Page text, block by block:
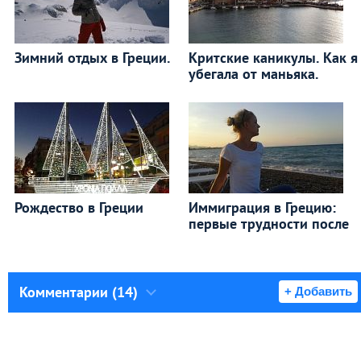
Зимний отдых в Греции.
Критские каникулы. Как я
убегала от маньяка.
Рождество в Греции
Иммиграция в Грецию:
первые трудности после
Комментарии (14) + Добавить